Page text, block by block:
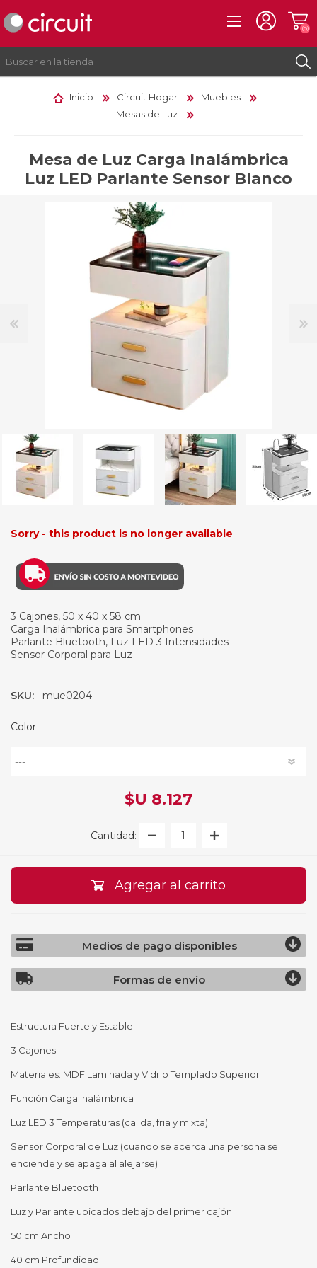
(0)
Inicio Circuit Hogar
Muebles
Mesas de Luz
Mesa de Luz Carga Inalámbrica
Luz LED Parlante Sensor Blanco
Sorry - this product is no longer available
3 Cajones, 50 x 40 x 58 cm
Carga Inalámbrica para Smartphones
Parlante Bluetooth, Luz LED 3 Intensidades
Sensor Corporal para Luz
SKU: mue0204
Color
$U 8.127
Cantidad:
Agregar al carrito
Medios de pago disponibles
Formas de envío
Estructura Fuerte y Estable
3 Cajones
Materiales: MDF Laminada y Vidrio Templado Superior
Función Carga Inalámbrica
Luz LED 3 Temperaturas (calida, fria y mixta)
Sensor Corporal de Luz (cuando se acerca una persona se
enciende y se apaga al alejarse)
Parlante Bluetooth
Luz y Parlante ubicados debajo del primer cajón
50 cm Ancho
40 cm Profundidad